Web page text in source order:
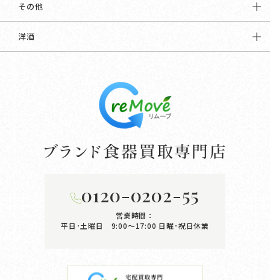
その他
洋酒
0120-0202-55
営業時間：
平日･土曜日 9:00〜17:00 日曜･祝日休業